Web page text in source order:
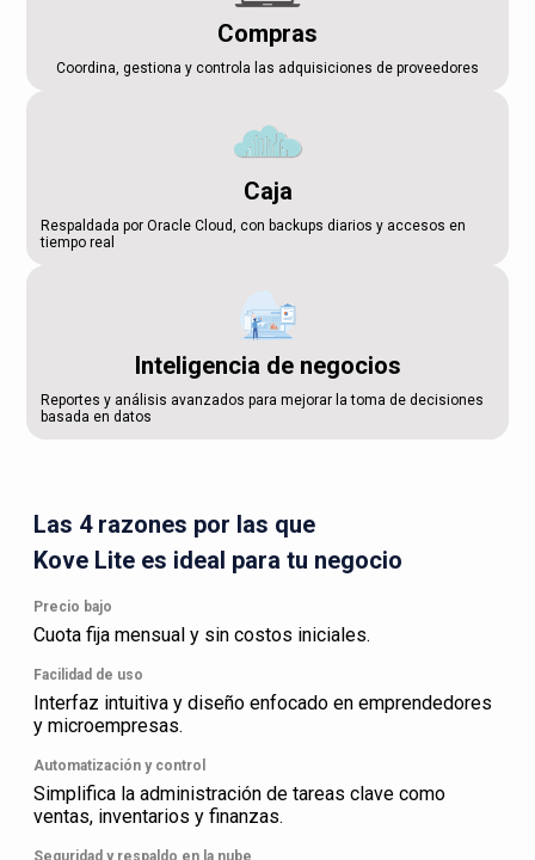
Compras
Coordina, gestiona y controla las adquisiciones de proveedores
Caja
Respaldada por Oracle Cloud, con backups diarios y accesos en
tiempo real
Inteligencia de negocios
Reportes y análisis avanzados para mejorar la toma de decisiones
basada en datos
Las 4 razones por las que
Kove Lite es ideal para tu negocio
Precio bajo
Cuota fija mensual y sin costos iniciales.
Facilidad de uso
Interfaz intuitiva y diseño enfocado en emprendedores
y microempresas.
Automatización y control
Simplifica la administración de tareas clave como
ventas, inventarios y finanzas.
Seguridad y respaldo en la nube